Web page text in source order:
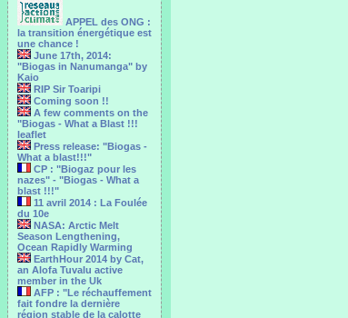
APPEL des ONG :
la transition énergétique est
une chance !
June 17th, 2014:
"Biogas in Nanumanga" by
Kaio
RIP Sir Toaripi
Coming soon !!
A few comments on the
"Biogas - What a Blast !!!
leaflet
Press release: "Biogas -
What a blast!!!"
CP : "Biogaz pour les
nazes" - "Biogas - What a
blast !!!"
11 avril 2014 : La Foulée
du 10e
NASA: Arctic Melt
Season Lengthening,
Ocean Rapidly Warming
EarthHour 2014 by Cat,
an Alofa Tuvalu active
member in the Uk
AFP : "Le réchauffement
fait fondre la dernière
région stable de la calotte